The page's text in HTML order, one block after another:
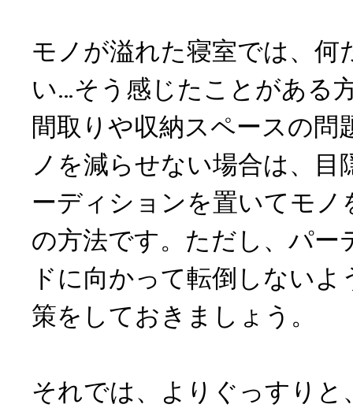
モノが溢れた寝室では、何
い…そう感じたことがある
間取りや収納スペースの問
ノを減らせない場合は、目
ーディションを置いてモ
の方法です。ただし、パー
ドに向かって転倒しない
策をしておきましょう。
それでは、よりぐっすりと